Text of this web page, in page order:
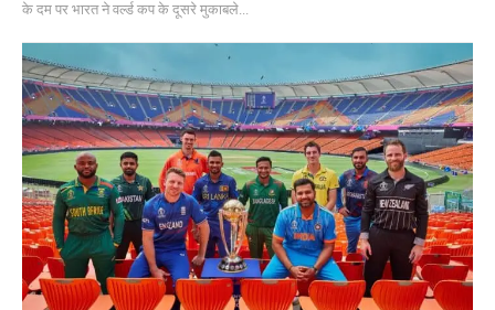
के दम पर भारत ने वर्ल्ड कप के दूसरे मुकाबले...